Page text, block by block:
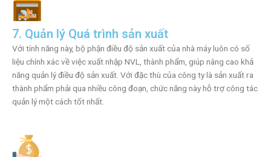
7. Quản lý Quá trình sản xuất
Với tính năng này, bộ phận điều độ sản xuất của nhà máy luôn có số
liệu chính xác về việc xuất nhập NVL, thành phẩm, giúp nâng cao khả
năng quản lý điều độ sản xuất. Với đặc thù của công ty là sản xuất ra
thành phẩm phải qua nhiều công đoạn, chức năng này hỗ trợ công tác
quản lý một cách tốt nhất.